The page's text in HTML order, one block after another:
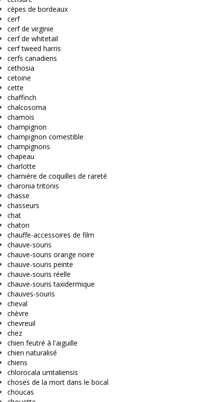
cèpes de bordeaux
cerf
cerf de virginie
cerf de whitetail
cerf tweed harris
cerfs canadiens
cethosia
cetoine
cette
chaffinch
chalcosoma
chamois
champignon
champignon comestible
champignons
chapeau
charlotte
charnière de coquilles de rareté
charonia tritonis
chasse
chasseurs
chat
chaton
chauffe-accessoires de film
chauve-souris
chauve-souris orange noire
chauve-souris peinte
chauve-souris réelle
chauve-souris taxidermique
chauves-souris
cheval
chèvre
chevreuil
chez
chien feutré à l'aiguille
chien naturalisé
chiens
chlorocala umtaliensis
choses de la mort dans le bocal
choucas